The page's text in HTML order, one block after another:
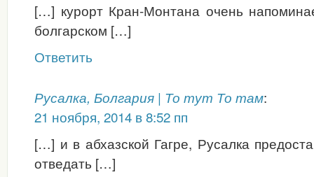
[…] курорт Кран-Монтана очень
болгарском […]
Ответить
Русалка, Болгария | То тут То там:
21 ноября, 2014 в 8:52 пп
[…] и в абхазской Гагре, Русалка
отведать […]